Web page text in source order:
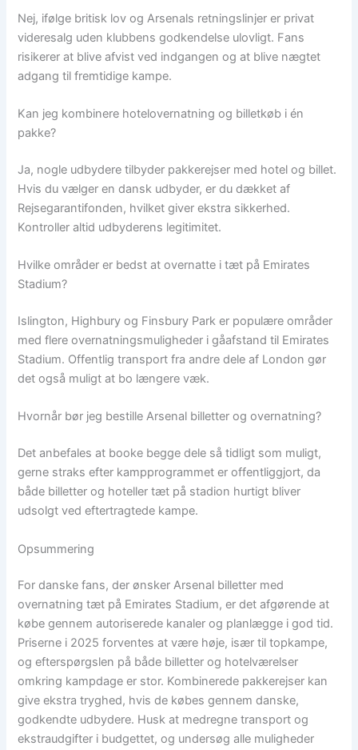
Nej, ifølge britisk lov og Arsenals retningslinjer er privat
videresalg uden klubbens godkendelse ulovligt. Fans
risikerer at blive afvist ved indgangen og at blive nægtet
adgang til fremtidige kampe.
Kan jeg kombinere hotelovernatning og billetkøb i én
pakke?
Ja, nogle udbydere tilbyder pakkerejser med hotel og billet.
Hvis du vælger en dansk udbyder, er du dækket af
Rejsegarantifonden, hvilket giver ekstra sikkerhed.
Kontroller altid udbyderens legitimitet.
Hvilke områder er bedst at overnatte i tæt på Emirates
Stadium?
Islington, Highbury og Finsbury Park er populære områder
med flere overnatningsmuligheder i gåafstand til Emirates
Stadium. Offentlig transport fra andre dele af London gør
det også muligt at bo længere væk.
Hvornår bør jeg bestille Arsenal billetter og overnatning?
Det anbefales at booke begge dele så tidligt som muligt,
gerne straks efter kampprogrammet er offentliggjort, da
både billetter og hoteller tæt på stadion hurtigt bliver
udsolgt ved eftertragtede kampe.
Opsummering
For danske fans, der ønsker Arsenal billetter med
overnatning tæt på Emirates Stadium, er det afgørende at
købe gennem autoriserede kanaler og planlægge i god tid.
Priserne i 2025 forventes at være høje, især til topkampe,
og efterspørgslen på både billetter og hotelværelser
omkring kampdage er stor. Kombinerede pakkerejser kan
give ekstra tryghed, hvis de købes gennem danske,
godkendte udbydere. Husk at medregne transport og
ekstraudgifter i budgettet, og undersøg alle muligheder